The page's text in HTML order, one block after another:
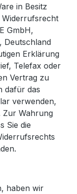
in Besitz
GmbH,
Deutschland
Erklärung
Telefax oder
Vertrag zu
dafür das
verwenden,
Zur Wahrung
Sie die
haben wir